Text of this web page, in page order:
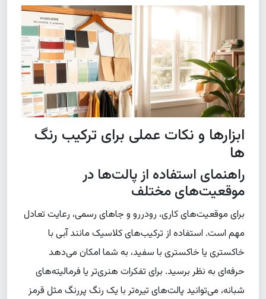
ابزارها و نکات عملی برای ترکیب رنگ
ها
راهنمای استفاده از پالت‌ها در
موقعیت‌های مختلف
برای موقعیت‌های کاری، رودررو و جاهای رسمی، رعایت تعادل
مهم است. استفاده از ترکیب‌های کلاسیک مانند آبی با
خاکستری یا خاکستری با سفید، به شما امکان می‌دهد
حرفه‌ای به نظر برسید. برای تفکرات هنری‌تر یا فرمالیته‌های
شبانه، می‌توانید پالت‌های تیره‌تر با یک رنگ پررنگ مثل قرمز